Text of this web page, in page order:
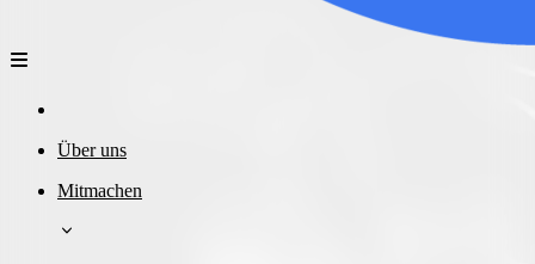
Über uns
Mitmachen